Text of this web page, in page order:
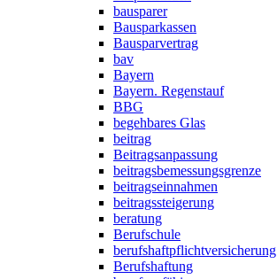
bausparer
Bausparkassen
Bausparvertrag
bav
Bayern
Bayern. Regenstauf
BBG
begehbares Glas
beitrag
Beitragsanpassung
beitragsbemessungsgrenze
beitragseinnahmen
beitragssteigerung
beratung
Berufschule
berufshaftpflichtversicherung
Berufshaftung